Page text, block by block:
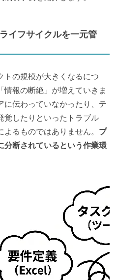
的な柔軟性とアジャイル開
）：MS系システムとの親
ライン
開発プロセスを効率化する3
による手戻りの削減と品質
、そこから学んだ「現実的
捗と成果物を紐付け、多社
生命保険株式会社」の事例
ータの可視化でプロセス改
株式会社」の事例
イフサイクルを一元管
トの規模が大きくなるにつ
報の断絶」が増えていきま
に伝わっていなかったり、テ
覚したりといったトラブル
るものではありません。 プ
分断されているという作業環